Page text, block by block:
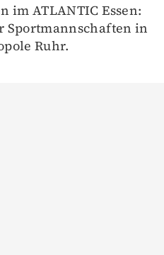
ATLANTIC Essen:
Sportmannschaften in
Ruhr.